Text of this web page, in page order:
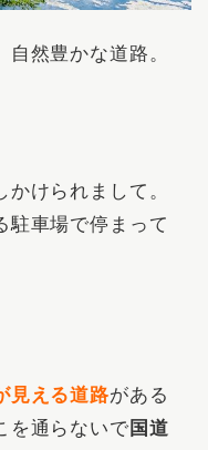
然豊かな道路。
けられまして。
駐車場で停まって
見える道路がある
を通らないで 国道